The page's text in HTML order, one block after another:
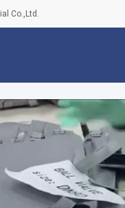
Co.,Ltd.